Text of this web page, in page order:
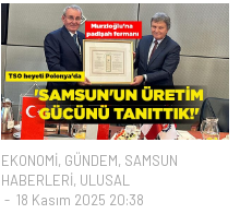
EKONOMİ, GÜNDEM, SAMSUN
HABERLERİ, ULUSAL
18 Kasım 2025 20:38